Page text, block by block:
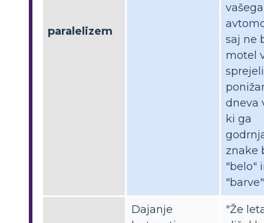
paralelizem
vašega
saj ne
motel
dneva
ki ga
znake
"belo"
"barve"
Dajanje
"Že